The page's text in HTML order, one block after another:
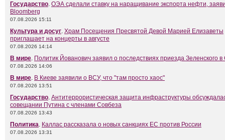
Государство. ОЭА сделали ставку на наращивание экспорта нефти,
Bloomberg
07.08.2026 15:11
Культура и досуг. Храм Посещения Пресвятой Девой Марией Елизаветы
приглашает на концерты в августе
07.08.2026 14:14
В мире. Политик Йованович заявил о последствиях приезда Зеленского
07.08.2026 14:06
В мире. В Киеве заявили о ВСУ, что "там просто хаос"
07.08.2026 13:51
Государство. Антитеррористическая защита инфраструктуры
совещании Путина с членами Совбеза
07.08.2026 13:43
Политика. Каллас рассказала о новых санкциях ЕС против России
07.08.2026 13:31